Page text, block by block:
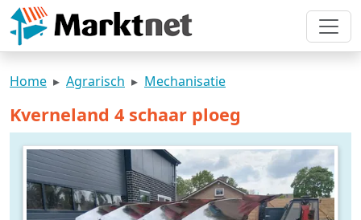
Home Agrarisch Mechanisatie
Kverneland 4 schaar ploeg